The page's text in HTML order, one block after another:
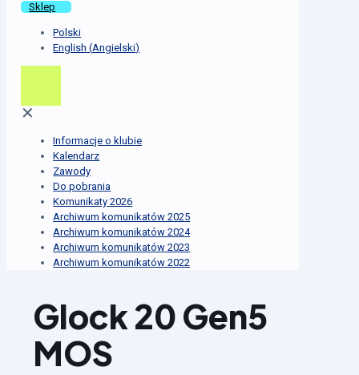
Sklep
Polski
English (Angielski)
✕
Informacje o klubie
Kalendarz
Zawody
Do pobrania
Komunikaty 2026
Archiwum komunikatów 2025
Archiwum komunikatów 2024
Archiwum komunikatów 2023
Archiwum komunikatów 2022
Glock 20 Gen5
MOS